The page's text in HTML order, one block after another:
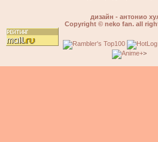
дизайн - антонио
Copyright © neko fan. all
>